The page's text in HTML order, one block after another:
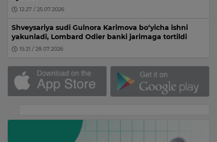
12:27 / 25.07.2026
Shveysariya sudi Gulnora Karimova bo‘yicha ishni
yakunladi, Lombard Odier banki jarimaga tortildi
15:21 / 28.07.2026